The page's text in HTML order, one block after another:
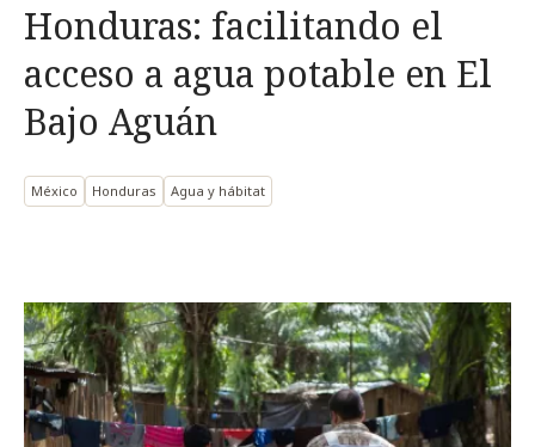
Honduras: facilitando el
acceso a agua potable en El
Bajo Aguán
México Honduras Agua y hábitat